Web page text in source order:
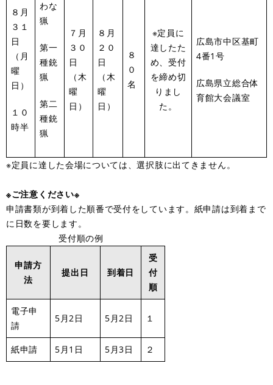
８月
３１
日
（月
曜
日）
１０
時半
わな
猟
第一
種銃
猟
第二
種銃
猟
７月
３０
日
（木
曜
日）
８月
２０
日
（木
曜
日）
８
０
名
※定員に
達したた
め、受付
を締め切
りまし
た。
広島市中区基町
4番1号
広島県立総合体
育館大会議室
※定員に達した会場については、選択肢に出てきません。
※ご注意ください※
申請書類が到着した順番で受付をしています。紙申請は到着まで
に日数を要します。
受付順の例
申請方
法
提出日 到着日
受
付
順
電子申
請
5月2日 5月2日 １
紙申請 5月1日 5月3日 ２